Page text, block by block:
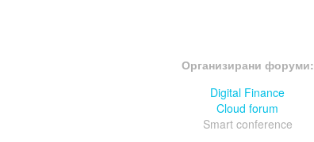
Организирани форуми:
Digital Finance
Cloud forum
Smart conference